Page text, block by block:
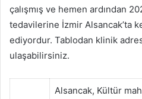
çalışmış ve hemen ardından
tedavilerine İzmir Alsancak’ta
ediyordur. Tablodan klinik
ulaşabilirsiniz.
Alsancak, Kültür